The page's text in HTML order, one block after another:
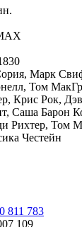
, Марк
, Том
, Крис Рок,
, Саша Барон
Рихтер, Том
Честейн
811 783
109